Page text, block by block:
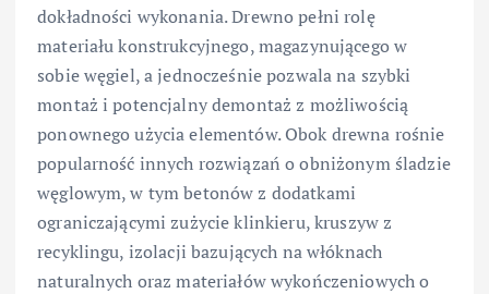
dokładności wykonania. Drewno pełni rolę
materiału konstrukcyjnego, magazynującego w
sobie węgiel, a jednocześnie pozwala na szybki
montaż i potencjalny demontaż z możliwością
ponownego użycia elementów. Obok drewna rośnie
popularność innych rozwiązań o obniżonym śladzie
węglowym, w tym betonów z dodatkami
ograniczającymi zużycie klinkieru, kruszyw z
recyklingu, izolacji bazujących na włóknach
naturalnych oraz materiałów wykończeniowych o